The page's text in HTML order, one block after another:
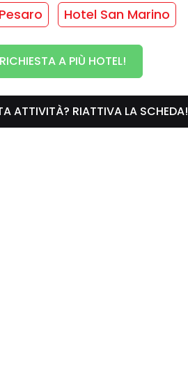
Hotel San Marino
A PIÙ HOTEL!
ATTIVITÀ? RIATTIVA LA SCHEDA!
/Telefono/ TV
:(